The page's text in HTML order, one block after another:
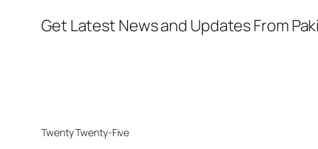
Get Latest News and Updates From
Twenty Twenty-Five